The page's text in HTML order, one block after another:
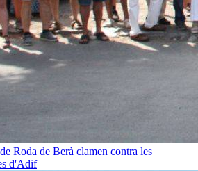
Roda de Berà clamen contra les
d'Adif